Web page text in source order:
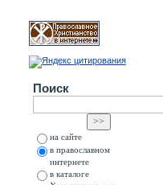
Поиск
на сайте
в православном
интернете
в каталоге